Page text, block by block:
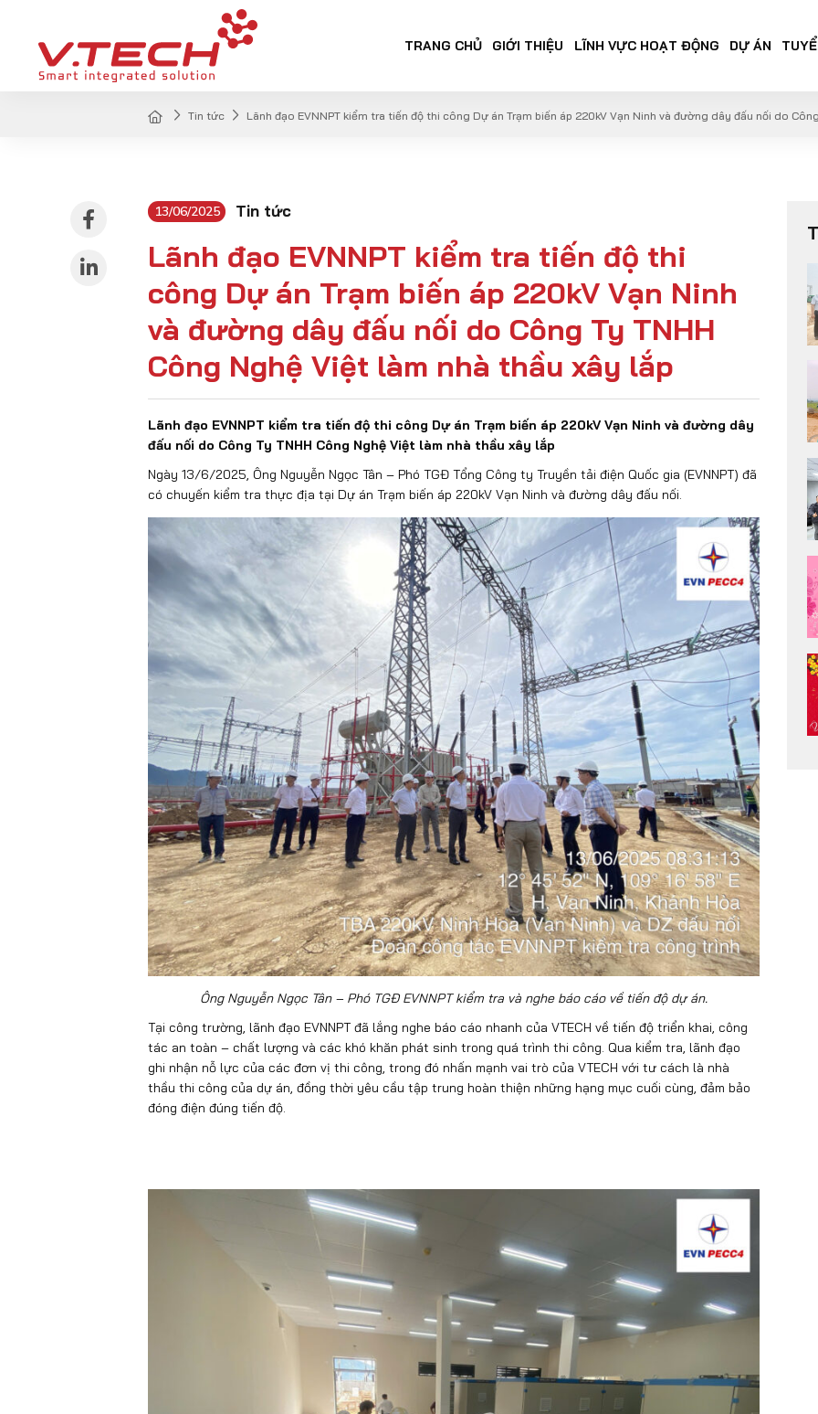
TRANG CHỦ GIỚI THIỆU LĨNH VỰC HOẠT ĐỘNG DỰ ÁN
Tin tức Lãnh đạo EVNNPT kiểm tra tiến độ thi công Dự án Trạm biến áp 220kV Vạn Ninh và đường dây đấu nối do
13/06/2025 Tin tức
Lãnh đạo EVNNPT kiểm tra tiến độ thi
công Dự án Trạm biến áp 220kV Vạn Ninh
và đường dây đấu nối do Công Ty TNHH
Công Nghệ Việt làm nhà thầu xây lắp
Lãnh đạo EVNNPT kiểm tra tiến độ thi công Dự án Trạm biến áp 220kV Vạn Ninh và đường dây
đấu nối do Công Ty TNHH Công Nghệ Việt làm nhà thầu xây lắp
Ngày 13/6/2025, Ông Nguyễn Ngọc Tân – Phó TGĐ Tổng Công ty Truyền tải điện Quốc gia (EVNNPT) đã
có chuyến kiểm tra thực địa tại Dự án Trạm biến áp 220kV Vạn Ninh và đường dây đấu nối.
Ông Nguyễn Ngọc Tân – Phó TGĐ EVNNPT kiểm tra và nghe báo cáo về tiến độ dự án.
Tại công trường, lãnh đạo EVNNPT đã lắng nghe báo cáo nhanh của VTECH về tiến độ triển khai, công
tác an toàn – chất lượng và các khó khăn phát sinh trong quá trình thi công. Qua kiểm tra, lãnh đạo
ghi nhận nỗ lực của các đơn vị thi công, trong đó nhấn mạnh vai trò của VTECH với tư cách là nhà
thầu thi công của dự án, đồng thời yêu cầu tập trung hoàn thiện những hạng mục cuối cùng, đảm bảo
đóng điện đúng tiến độ.